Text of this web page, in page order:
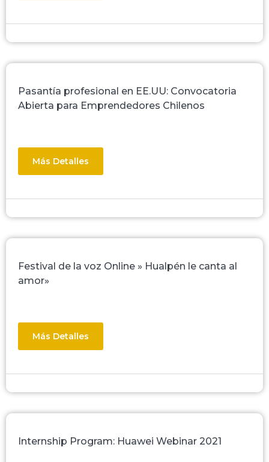
Pasantía profesional en EE.UU: Convocatoria
Abierta para Emprendedores Chilenos
Más Detalles
Festival de la voz Online » Hualpén le canta al
amor»
Más Detalles
Internship Program: Huawei Webinar 2021